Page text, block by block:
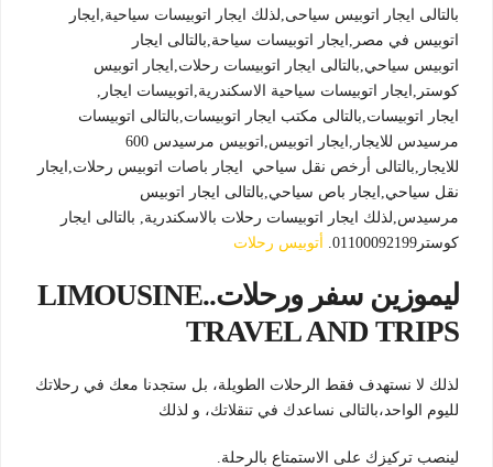
بالتالى ايجار اتوبيس سياحى,لذلك ايجار اتوبيسات سياحية,ايجار
اتوبيس في مصر,ايجار اتوبيسات سياحة,بالتالى ايجار
اتوبيس سياحي,بالتالى ايجار اتوبيسات رحلات,ايجار اتوبيس
كوستر,ايجار اتوبيسات سياحية الاسكندرية,اتوبيسات ايجار,
ايجار اتوبيسات,بالتالى مكتب ايجار اتوبيسات,بالتالى اتوبيسات
مرسيدس للايجار,ايجار اتوبيس,اتوبيس مرسيدس 600
للايجار,بالتالى أرخص نقل سياحي ايجار باصات اتوبيس رحلات,ايجار
نقل سياحي,ايجار باص سياحي,بالتالى ايجار اتوبيس
مرسيدس,لذلك ايجار اتوبيسات رحلات بالاسكندرية, بالتالى ايجار
كوستر01100092199.
أتوبيس رحلات
ليموزين سفر ورحلات..LIMOUSINE
TRAVEL AND TRIPS
لذلك لا نستهدف فقط الرحلات الطويلة، بل ستجدنا معك في رحلاتك
لليوم الواحد،بالتالى نساعدك في تنقلاتك، و لذلك
لينصب تركيزك على الاستمتاع بالرحلة.